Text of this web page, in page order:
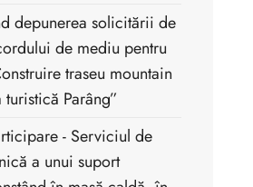
depunerea solicitării de
de mediu pentru
traseu mountain
Parâng”
- Serviciul de
a unui suport